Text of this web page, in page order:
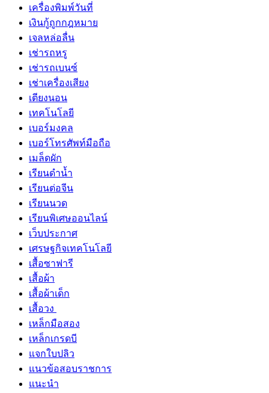
เครื่องพิมพ์วันที่
เงินกู้ถูกกฎหมาย
เจลหล่อลื่น
เช่ารถหรู
เช่ารถเบนซ์
เช่าเครื่องเสียง
เตียงนอน
เทคโนโลยี
เบอร์มงคล
เบอร์โทรศัพท์มือถือ
เมล็ดผัก
เรียนดำน้ำ
เรียนต่อจีน
เรียนนวด
เรียนพิเศษออนไลน์
เว็บประกาศ
เศรษฐกิจเทคโนโลยี
เสื้อซาฟารี
เสื้อผ้า
เสื้อผ้าเด็ก
เสื้อวง
เหล็กมือสอง
เหล็กเกรดบี
แจกใบปลิว
แนวข้อสอบราชการ
แนะนำ